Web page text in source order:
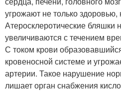
угрожают не только здоровью,
Атеросклеротические бляшки
увеличиваются с течением
С током крови
кровеносной системе и
артерии. Такое нарушение
лишает орган снабжения